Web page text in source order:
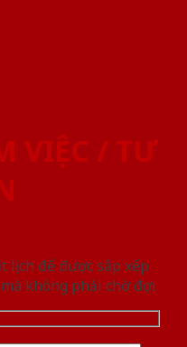
VIỆC / TƯ
lịch để được sắp xếp
không phải chờ đợi.